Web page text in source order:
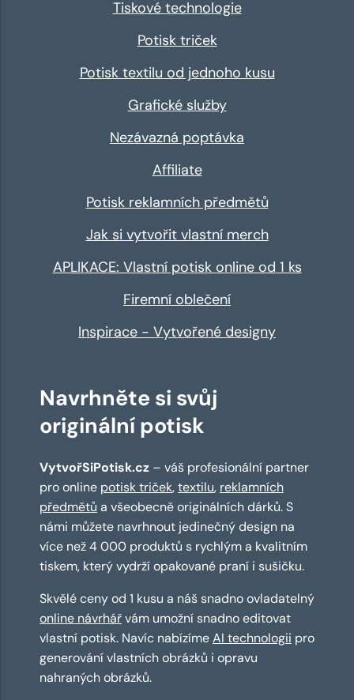
Tiskové technologie
Potisk triček
Potisk textilu od jednoho kusu
Grafické služby
Nezávazná poptávka
Affiliate
Potisk reklamních předmětů
Jak si vytvořit vlastní merch
APLIKACE: Vlastní potisk online od 1 ks
Firemní oblečení
Inspirace - Vytvořené designy
Navrhněte si svůj
originální potisk
VytvořSiPotisk.cz – váš profesionální partner
pro online potisk triček,textilu, reklamních
předmětů a všeobecně originálních dárků. S
námi můžete navrhnout jedinečný design na
více než 4 000 produktů s rychlým a kvalitním
tiskem, který vydrží opakované praní i sušičku.
Skvělé ceny od 1 kusu a náš snadno ovladatelný
online návrhářvám umožní snadno editovat
vlastní potisk. Navíc nabízímeAI technologii pro
generování vlastních obrázků i opravu
nahraných obrázků.